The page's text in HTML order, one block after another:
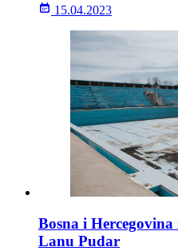
15.04.2023
Bosna i Hercegovina
Lanu Pudar